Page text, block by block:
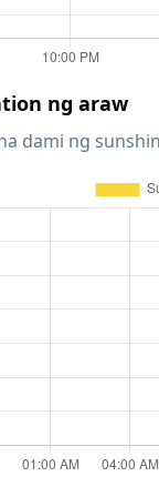
ng araw
dami ng